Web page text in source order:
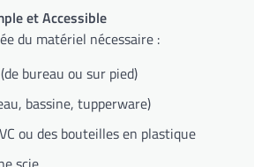
et Accessible
du matériel nécessaire :
bureau ou sur pied)
bassine, tupperware)
ou des bouteilles en plastique